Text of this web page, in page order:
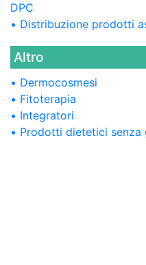
DPC
Distribuzione prodotti
Altro
Dermocosmesi
Fitoterapia
Integratori
Prodotti dietetici senza